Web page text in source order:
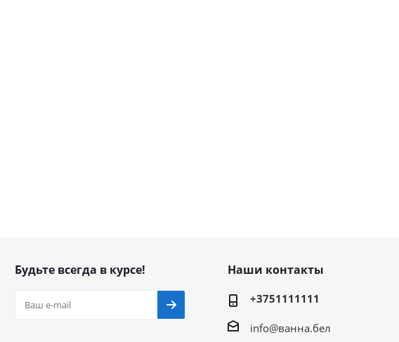
Будьте всегда в курсе! Наши контакты
+3751111111
info@ванна.бел